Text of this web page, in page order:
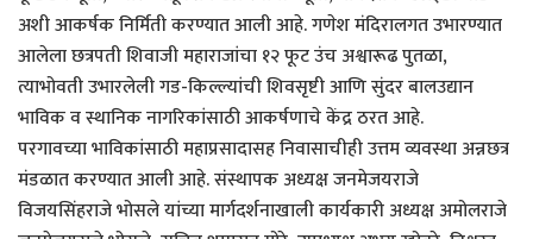
अशी आकर्षक निर्मिती करण्यात आली आहे. गणेश मंदिरालगत उभारण्यात
आलेला छत्रपती शिवाजी महाराजांचा १२ फूट उंच अश्वारूढ पुतळा,
त्याभोवती उभारलेली गड-किल्ल्यांची शिवसृष्टी आणि सुंदर बालउद्यान
भाविक व स्थानिक नागरिकांसाठी आकर्षणाचे केंद्र ठरत आहे.
परगावच्या भाविकांसाठी महाप्रसादासह निवासाचीही उत्तम व्यवस्था अन्नछत्र
मंडळात करण्यात आली आहे. संस्थापक अध्यक्ष जनमेजयराजे
विजयसिंहराजे भोसले यांच्या मार्गदर्शनाखाली कार्यकारी अध्यक्ष अमोलराजे